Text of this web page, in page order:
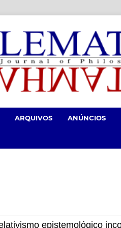
ARQUIVOS ANÚNCIOS